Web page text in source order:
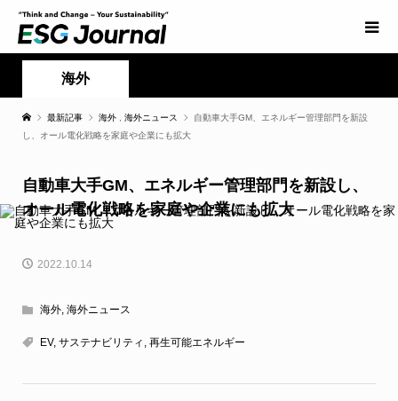
海外
最新記事 海外 海外ニュース
自動車大手GM、エネルギー管理部門を新設
し、オール電化戦略を家庭や企業にも拡大
自動車大手GM、エネルギー管理部門を新設し、
オール電化戦略を家庭や企業にも拡大
2022.10.14
海外, 海外ニュース
EV, サステナビリティ , 再生可能エネルギー